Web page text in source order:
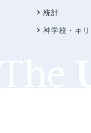
統計
神学校・キ